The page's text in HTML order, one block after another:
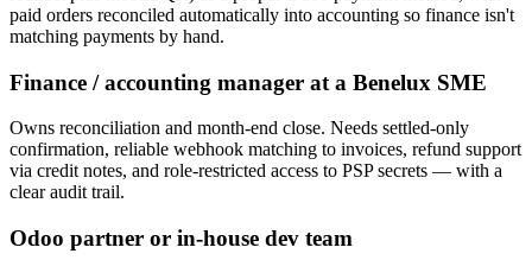
paid orders reconciled automatically into accounting so finance isn't
matching payments by hand.
Finance / accounting manager at a Benelux SME
Owns reconciliation and month-end close. Needs settled-only
confirmation, reliable webhook matching to invoices, refund support
via credit notes, and role-restricted access to PSP secrets — with a
clear audit trail.
Odoo partner or in-house dev team